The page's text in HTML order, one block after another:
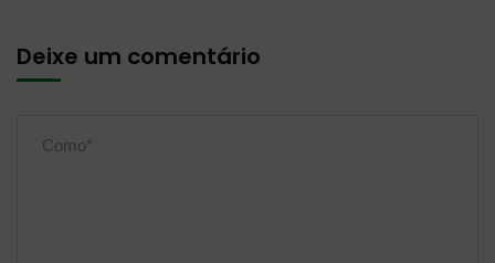
Deixe um comentário